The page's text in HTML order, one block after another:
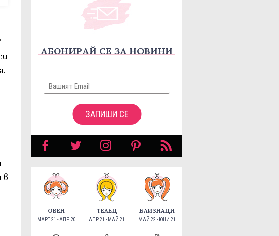
в
АБОНИРАЙ СЕ ЗА НОВИНИ
ЗАПИШИ СЕ
ОВЕН
МАРТ 21 - АПР 20
ТЕЛЕЦ
АПР 21 - МАЙ 21
БЛИЗНАЦИ
МАЙ 22 - ЮНИ 21